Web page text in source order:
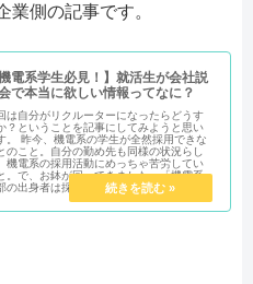
業側の記事です。
機電系学生必見！】就活生が会社説
で本当に欲しい情報ってなに？
は自分がリクルーターになったらどうす
？ということを記事にしてみようと思い
。 昨今、機電系の学生が全然採用できな
のこと。自分の勤め先も同様の状況らし
機電系の採用活動にめっちゃ苦労してい
。で、お鉢が回ってきました。「機電系
の出身者は採用活動協力しろ！！」とｗ